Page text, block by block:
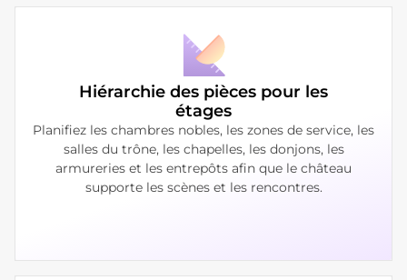
Hiérarchie des pièces pour les
étages
Planifiez les chambres nobles, les zones de service, les
salles du trône, les chapelles, les donjons, les
armureries et les entrepôts afin que le château
supporte les scènes et les rencontres.